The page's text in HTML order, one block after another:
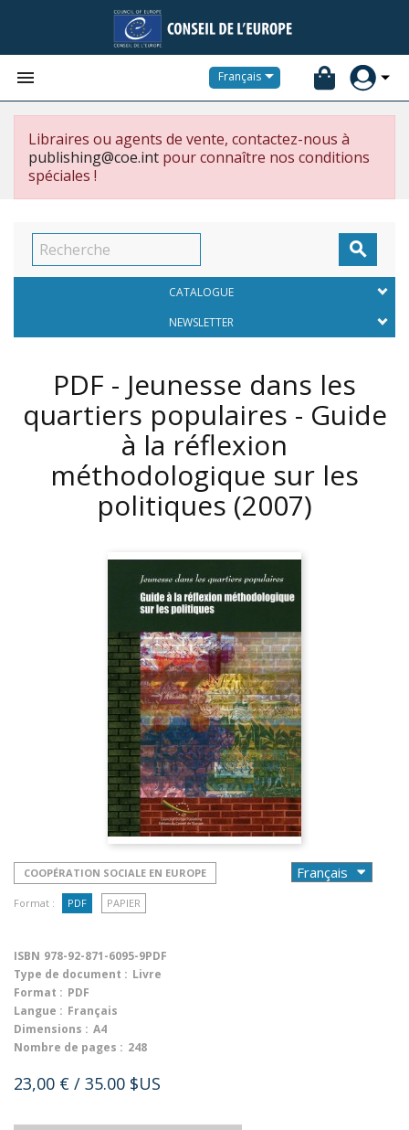
 Français
Libraires ou agents de vente, contactez-nous à
publishing@coe.int pour connaître nos conditions
spéciales !

CATALOGUE
NEWSLETTER
PDF - Jeunesse dans les
quartiers populaires - Guide
à la réflexion
méthodologique sur les
politiques (2007)
COOPÉRATION SOCIALE EN EUROPE
Format : PDF PAPIER
ISBN 978-92-871-6095-9PDF
Type de document : Livre
Format : PDF
Langue : Français
Dimensions : A4
Nombre de pages : 248
23,00 € / 35.00 $US